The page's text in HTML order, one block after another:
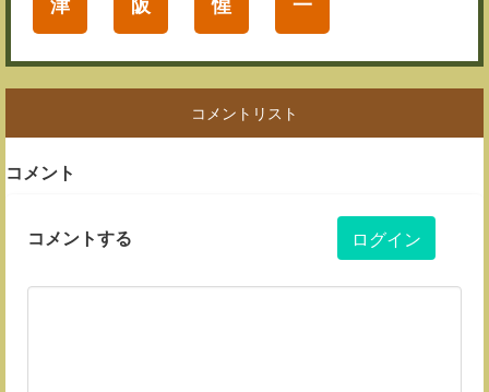
津 阪 惺 一
コメントリスト
コメント
コメントする ログイン